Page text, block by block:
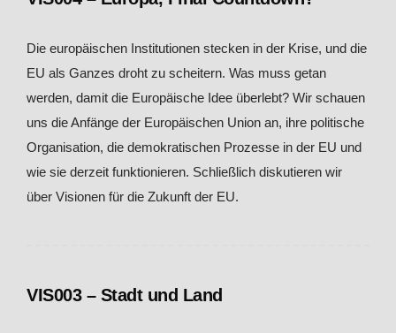
Die europäischen Institutionen stecken in der Krise, und die
EU als Ganzes droht zu scheitern. Was muss getan
werden, damit die Europäische Idee überlebt? Wir schauen
uns die Anfänge der Europäischen Union an, ihre politische
Organisation, die demokratischen Prozesse in der EU und
wie sie derzeit funktionieren. Schließlich diskutieren wir
über Visionen für die Zukunft der EU.
VIS003 – Stadt und Land